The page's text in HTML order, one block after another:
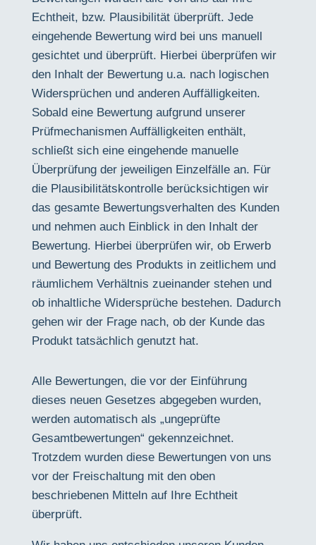
Echtheit, bzw. Plausibilität überprüft. Jede
eingehende Bewertung wird bei uns manuell
gesichtet und überprüft. Hierbei überprüfen wir
den Inhalt der Bewertung u.a. nach logischen
Widersprüchen und anderen Auffälligkeiten.
Sobald eine Bewertung aufgrund unserer
Prüfmechanismen Auffälligkeiten enthält,
schließt sich eine eingehende manuelle
Überprüfung der jeweiligen Einzelfälle an. Für
die Plausibilitätskontrolle berücksichtigen wir
das gesamte Bewertungsverhalten des Kunden
und nehmen auch Einblick in den Inhalt der
Bewertung. Hierbei überprüfen wir, ob Erwerb
und Bewertung des Produkts in zeitlichem und
räumlichem Verhältnis zueinander stehen und
ob inhaltliche Widersprüche bestehen. Dadurch
gehen wir der Frage nach, ob der Kunde das
Produkt tatsächlich genutzt hat.
Alle Bewertungen, die vor der Einführung
dieses neuen Gesetzes abgegeben wurden,
werden automatisch als „ungeprüfte
Gesamtbewertungen“ gekennzeichnet.
Trotzdem wurden diese Bewertungen von uns
vor der Freischaltung mit den oben
beschriebenen Mitteln auf Ihre Echtheit
überprüft.